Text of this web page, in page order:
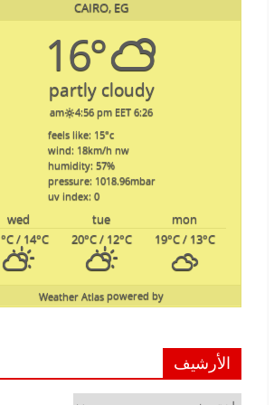
CAIRO, EG
16°
partly cloudy
6:26 am
4:56 pm EET
feels like: 15°c
wind: 18km/h nw
humidity: 57%
pressure: 1018.96mbar
uv index: 0
mon
tue
wed
19°C/ 13°C
20°C/ 12°C
°C/ 14°C
powered by
Weather Atlas
الأرشيف
الأرشيف